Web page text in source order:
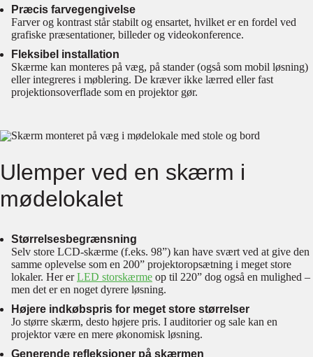
Præcis farvegengivelse
Farver og kontrast står stabilt og ensartet, hvilket er en fordel ved
grafiske præsentationer, billeder og videokonference.
Fleksibel installation
Skærme kan monteres på væg, på stander (også som mobil løsning)
eller integreres i møblering. De kræver ikke lærred eller fast
projektionsoverflade som en projektor gør.
Ulemper ved en skærm i
mødelokalet
Størrelsesbegrænsning
Selv store LCD-skærme (f.eks. 98”) kan have svært ved at give den
samme oplevelse som en 200” projektoropsætning i meget store
lokaler. Her erLED storskærme op til 220” dog også en mulighed –
men det er en noget dyrere løsning.
Højere indkøbspris for meget store størrelser
Jo større skærm, desto højere pris. I auditorier og sale kan en
projektor være en mere økonomisk løsning.
Generende refleksioner på skærmen